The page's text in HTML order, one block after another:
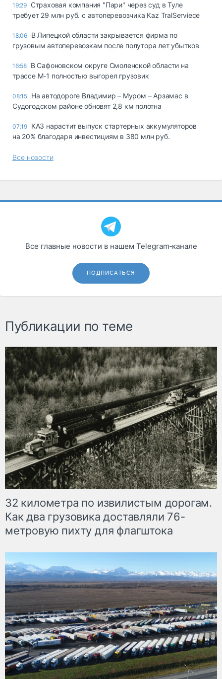
19:29 Страховая компания "Пари" через суд в Туле
требует 29 млн руб. с автоперевозчика Kaz TralServiece
18:06 В Липецкой области закрывается фирма по
грузовым автоперевозкам после полутора лет убытков
16:58 В Сафоновском округе Смоленской области на
трассе М-1 полностью выгорел грузовик
08:15 На автодороге Владимир – Муром – Арзамас в
Судогодском районе обновят 2,8 км полотна
07:19 КАЗ нарастит выпуск стартерных аккумуляторов
на 20% благодаря инвестициям в 380 млн руб.
Все новости
Все главные новости в нашем Telegram‑канале
ПОДПИСАТЬСЯ
Публикации по теме
32 километра по извилистым дорогам.
Как два грузовика доставляли 76-
метровую пихту для флагштока